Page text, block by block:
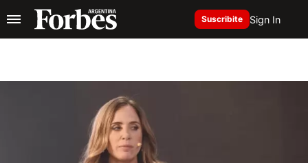
Suscribite Sign In